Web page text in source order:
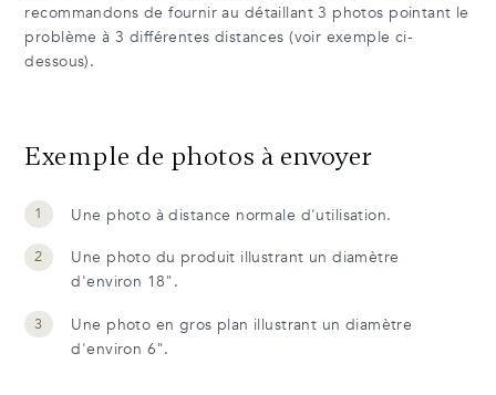
recommandons de fournir au détaillant 3 photos pointant le
problème à 3 différentes distances (voir exemple ci-
dessous).
Exemple de photos à envoyer
Une photo à distance normale d'utilisation.
Une photo du produit illustrant un diamètre
d'environ 18".
Une photo en gros plan illustrant un diamètre
d'environ 6".